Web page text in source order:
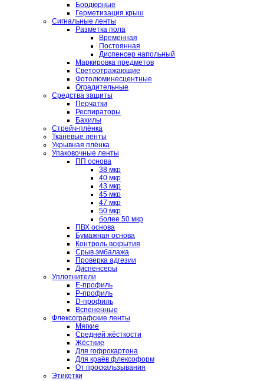
Бордюрные
Герметизация крыш
Сигнальные ленты
Разметка пола
Временная
Постоянная
Диспенсер напольный
Маркировка предметов
Светоотражающие
Фотолюминесцентные
Оградительные
Средства защиты
Перчатки
Респираторы
Бахилы
Стрейч-плёнка
Тканевые ленты
Укрывная плёнка
Упаковочные ленты
ПП основа
38 мкр
40 мкр
43 мкр
45 мкр
47 мкр
50 мкр
более 50 мкр
ПВХ основа
Бумажная основа
Контроль вскрытия
Срыв эмбалажа
Проверка адгезии
Диспенсеры
Уплотнители
E-профиль
P-профиль
D-профиль
Вспененные
Флексографские ленты
Мягкие
Средней жёсткости
Жёсткие
Для гофрокартона
Для краёв флексоформ
От проскальзывания
Этикетки